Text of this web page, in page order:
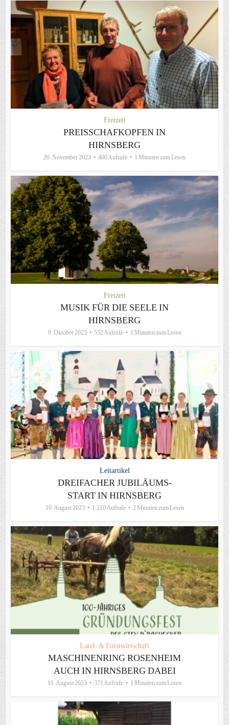
Freizeit
PREISSCHAFKOPFEN IN
HIRNSBERG
20. November 2023 400 Aufrufe 1 Minuten zum Lesen
Freizeit
MUSIK FÜR DIE SEELE IN
HIRNSBERG
9. Oktober 2023 552 Aufrufe 1 Minuten zum Lesen
Leitartikel
DREIFACHER JUBILÄUMS-
START IN HIRNSBERG
10. August 2023 1.210 Aufrufe 2 Minuten zum Lesen
Land- & Forstwirtschaft
MASCHINENRING ROSENHEIM
AUCH IN HIRNSBERG DABEI
11. August 2023 371 Aufrufe 1 Minuten zum Lesen